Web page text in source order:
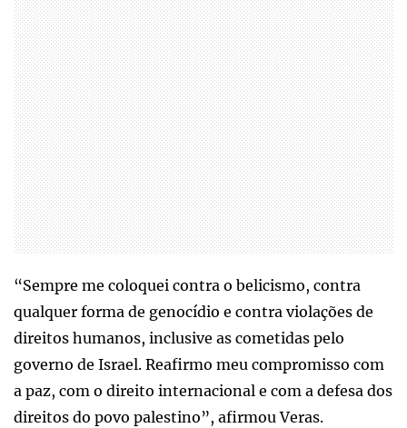
“Sempre me coloquei contra o belicismo, contra
qualquer forma de genocídio e contra violações de
direitos humanos, inclusive as cometidas pelo
governo de Israel. Reafirmo meu compromisso com
a paz, com o direito internacional e com a defesa dos
direitos do povo palestino”, afirmou Veras.